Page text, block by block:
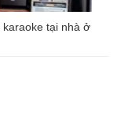
karaoke tại nhà ở